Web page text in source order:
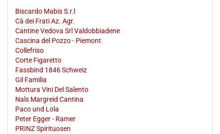
Biscardo Mabis S.r.l
Cà dei Frati Az. Agr.
Cantine Vedova Srl Valdobbiadene
Cascina del Pozzo - Piemont
Collefriso
Corte Figaretto
Fassbind 1846 Schweiz
Gil Familia
Mottura Vini Del Salento
Nals Margreid Cantina
Paco und Lola
Peter Egger - Ramer
PRINZ Spirituosen